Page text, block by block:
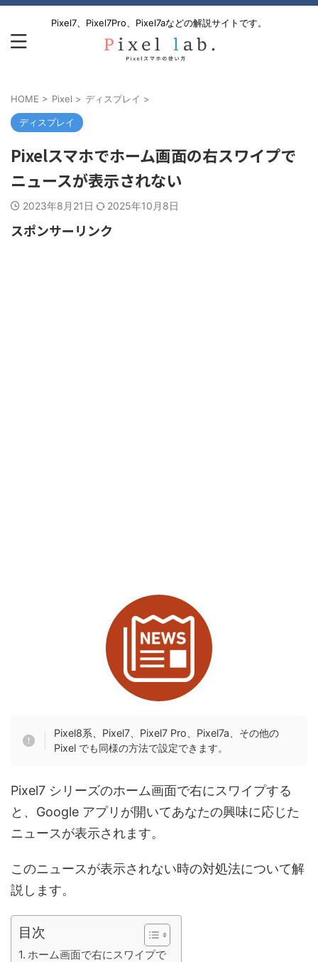
Pixel7、Pixel7Pro、Pixel7aなどの解説サイトです。
HOME > Pixel > ディスプレイ >
ディスプレイ
Pixelスマホでホーム画面の右スワイプで
ニュースが表示されない
2023年8月21日 2025年10月8日
スポンサーリンク
Pixel8系、Pixel7、Pixel7 Pro、Pixel7a、その他の
Pixel でも同様の方法で設定できます。
Pixel7 シリーズのホーム画面で右にスワイプする
と、Google アプリが開いてあなたの興味に応じた
ニュースが表示されます。
このニュースが表示されない時の対処法について解
説します。
目次
ホーム画面で右にスワイプで